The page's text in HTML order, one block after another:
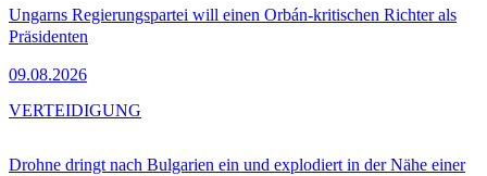
Ungarns Regierungspartei will einen Orbán-kritischen Richter als
Präsidenten
09.08.2026
Drohne dringt nach Bulgarien ein und explodiert in der Nähe einer
VERTEIDIGUNG